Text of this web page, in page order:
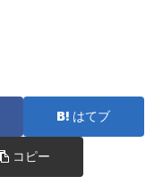
はてブ
コピー